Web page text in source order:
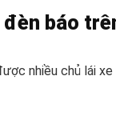
báo
nhiều chủ lái